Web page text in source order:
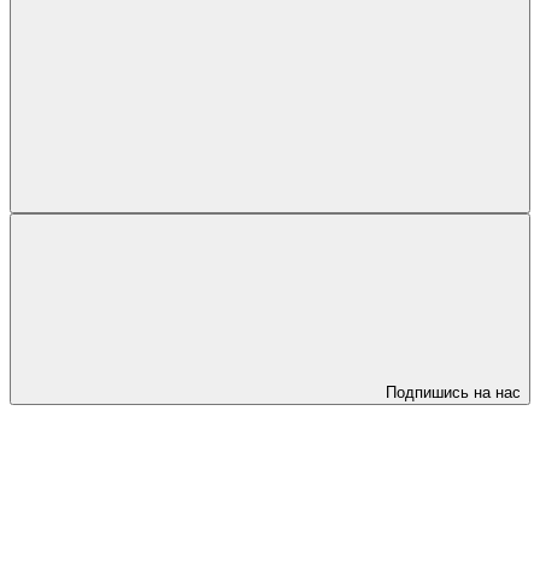
Подпишись на нас